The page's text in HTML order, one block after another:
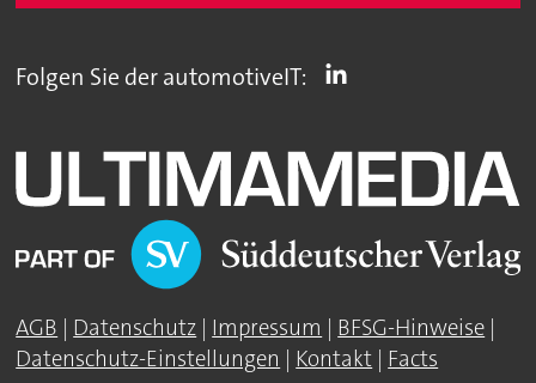
Folgen Sie der automotiveIT:
AGB | Datenschutz | Impressum | BFSG-Hinweise |
Datenschutz-Einstellungen | Kontakt | Facts